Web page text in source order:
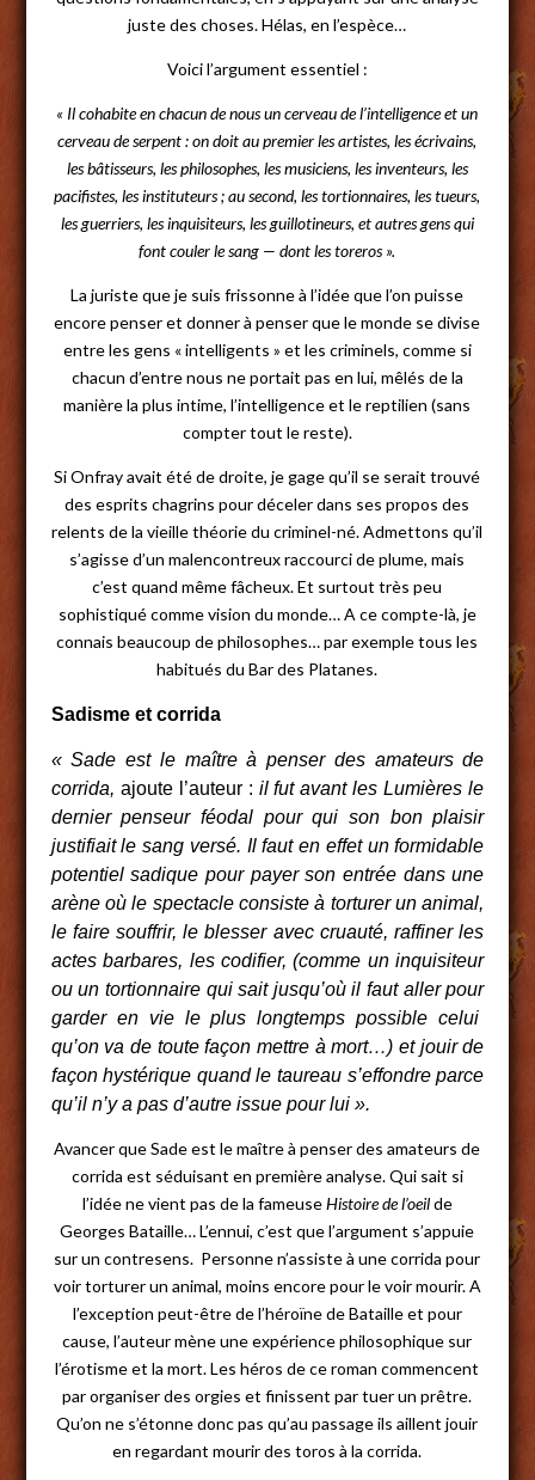
juste des choses. Hélas, en l’espèce…
Voici l’argument essentiel :
« Il cohabite en chacun de nous un cerveau de l’intelligence et un
cerveau de serpent : on doit au premier les artistes, les écrivains,
les bâtisseurs, les philosophes, les musiciens, les inventeurs, les
pacifistes, les instituteurs ; au second, les tortionnaires, les tueurs,
les guerriers, les inquisiteurs, les guillotineurs, et autres gens qui
font couler le sang — dont les toreros ».
La juriste que je suis frissonne à l’idée que l’on puisse
encore penser et donner à penser que le monde se divise
entre les gens « intelligents » et les criminels, comme si
chacun d’entre nous ne portait pas en lui, mêlés de la
manière la plus intime, l’intelligence et le reptilien (sans
compter tout le reste).
Si Onfray avait été de droite, je gage qu’il se serait trouvé
des esprits chagrins pour déceler dans ses propos des
relents de la vieille théorie du criminel-né. Admettons qu’il
s’agisse d’un malencontreux raccourci de plume, mais
c’est quand même fâcheux. Et surtout très peu
sophistiqué comme vision du monde… A ce compte-là, je
connais beaucoup de philosophes… par exemple tous les
habitués du Bar des Platanes.
Sadisme et corrida
« Sade est le maître à penser des amateurs de
corrida, ajoute l’auteur : il fut avant les Lumières le
dernier penseur féodal pour qui son bon plaisir
justifiait le sang versé. Il faut en effet un formidable
potentiel sadique pour payer son entrée dans une
arène où le spectacle consiste à torturer un animal,
le faire souffrir, le blesser avec cruauté, raffiner les
actes barbares, les codifier, (comme un inquisiteur
ou un tortionnaire qui sait jusqu’où il faut aller pour
garder en vie le plus longtemps possible celui
qu’on va de toute façon mettre à mort…) et jouir de
façon hystérique quand le taureau s’effondre parce
qu’il n’y a pas d’autre issue pour lui ».
Avancer que Sade est le maître à penser des amateurs de
corrida est séduisant en première analyse. Qui sait si
l’idée ne vient pas de la fameuseHistoire de l’oeilde
Georges Bataille… L’ennui, c’est que l’argument s’appuie
sur un contresens. Personne n’assiste à une corrida pour
voir torturer un animal, moins encore pour le voir mourir. A
l’exception peut-être de l’héroïne de Bataille et pour
cause, l’auteur mène une expérience philosophique sur
l’érotisme et la mort. Les héros de ce roman commencent
par organiser des orgies et finissent par tuer un prêtre.
Qu’on ne s’étonne donc pas qu’au passage ils aillent jouir
en regardant mourir des toros à la corrida.